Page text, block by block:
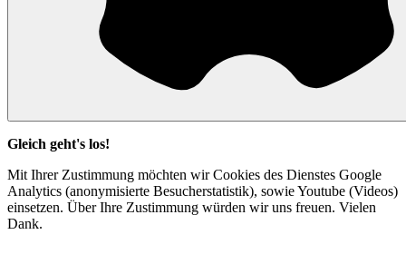
Gleich geht's los!
Mit Ihrer Zustimmung möchten wir Cookies des Dienstes Google
Analytics (anonymisierte Besucherstatistik), sowie Youtube (Videos)
einsetzen. Über Ihre Zustimmung würden wir uns freuen. Vielen
Dank.